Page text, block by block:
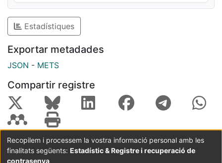
Estadístiques
Exportar metadades
JSON - METS
Compartir registre
Coordinació:CRAI UB Avís legal
Metadades
subjectes a:
Recopilem i processem la vostra informació personal amb les
finalitats següents: Estadístic & Registre i recuperació de
contrasenya